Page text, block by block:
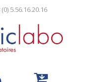
(0) 5.56.16.20.16